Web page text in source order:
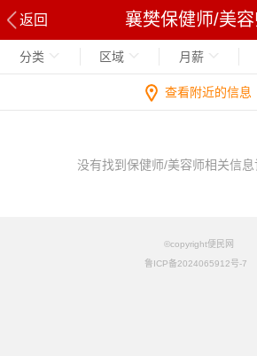
返回 襄樊保健师/美
分类 区域 月薪
查看附近的信息
没有找到保健师/美容师相关信息
©copyright便民网
鲁ICP备2024065912号-7